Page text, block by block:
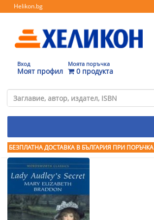
Helikon.bg
Вход
Моят профил
Моята поръчка
0 продукта
БЕЗПЛАТНА ДОСТАВКА В БЪЛГАРИЯ ПРИ ПОРЪЧКА